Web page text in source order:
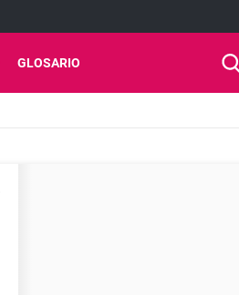
GLOSARIO